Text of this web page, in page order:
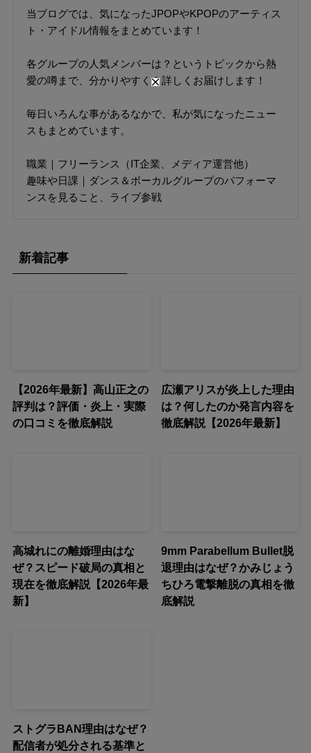
当ブログでは、気になったJPOPやKPOPのアーティス
ト・アイドル情報をまとめています！
各グループの人気メンバーは？というトピックから熱
愛の噂まで、分かりやすく＆詳しくお届けします！
毎日いろんな事があるなかで、私が気になったニュー
スもまとめています。
職業｜フリーランス（IT企業、メディア運営他）
趣味や日課｜ダンス＆ボーカルグループのパフォーマ
ンスを見ること、ライブ参戦
新着記事
【2026年最新】高山正之の
評判は？評価・炎上・実際
の口コミを徹底解説
広瀬アリスが炎上した理由
は？何したのか発言内容を
徹底解説【2026年最新】
高城れにの離婚理由はな
ぜ？スピード破局の真相と
現在を徹底解説【2026年最
新】
9mm Parabellum Bullet脱
退理由はなぜ？かみじょう
ちひろ電撃離脱の真相を徹
底解説
ストグラBAN理由はなぜ？
配信者が処分される基準と